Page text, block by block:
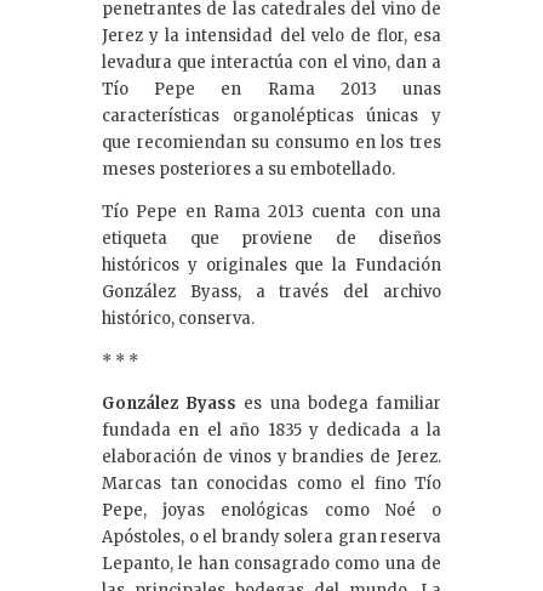
penetrantes de las catedrales del vino de
Jerez y la intensidad del velo de flor, esa
levadura que interactúa con el vino, dan a
Tío Pepe en Rama 2013 unas
características organolépticas únicas y
que recomiendan su consumo en los tres
meses posteriores a su embotellado.
Tío Pepe en Rama 2013 cuenta con una
etiqueta que proviene de diseños
históricos y originales que la Fundación
González Byass, a través del archivo
histórico, conserva.
* * *
González Byass es una bodega familiar
fundada en el año 1835 y dedicada a la
elaboración de vinos y brandies de Jerez.
Marcas tan conocidas como el fino Tío
Pepe, joyas enológicas como Noé o
Apóstoles, o el brandy solera gran reserva
Lepanto, le han consagrado como una de